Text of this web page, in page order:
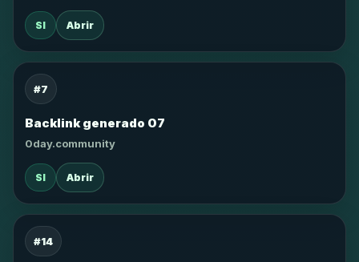
SI Abrir
#7
Backlink generado 07
0day.community
SI Abrir
#14